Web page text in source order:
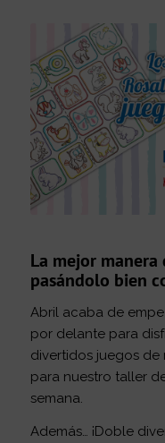
La mejor manera
pasándolo bien
Abril acaba de
por delante para
divertidos juegos de
para nuestro taller
semana.
Además… ¡Doble